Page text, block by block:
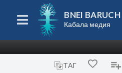
BNEI BARUCH
Кабала медия
ТАГ